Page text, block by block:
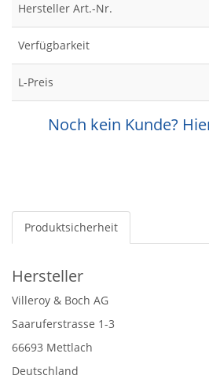
Hersteller Art.-Nr.
Verfügbarkeit
L-Preis
Noch kein Kunde?
Produktsicherheit
Hersteller
Villeroy & Boch AG
Saaruferstrasse 1-3
66693 Mettlach
Deutschland